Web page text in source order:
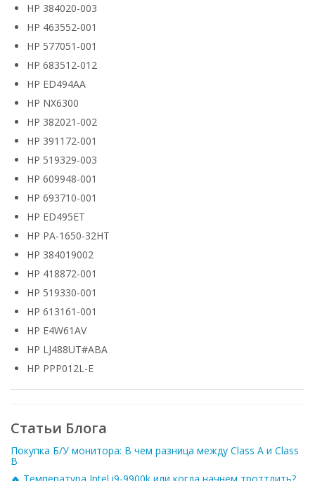
HP 384020-003
HP 463552-001
HP 577051-001
HP 683512-012
HP ED494AA
HP NX6300
HP 382021-002
HP 391172-001
HP 519329-003
HP 609948-001
HP 693710-001
HP ED495ET
HP PA-1650-32HT
HP 384019002
HP 418872-001
HP 519330-001
HP 613161-001
HP E4W61AV
HP LJ488UT#ABA
HP PPP012L-E
Статьи Блога
Покупка Б/У монитора: В чем разница между Class A и Class
B